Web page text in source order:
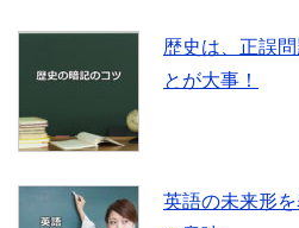
歴史は、正誤
とが大事！
英語の未来形